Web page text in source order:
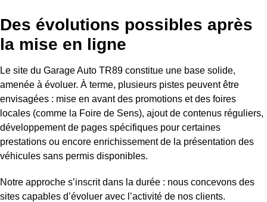
Des évolutions possibles après
la mise en ligne
Le site du Garage Auto TR89 constitue une base solide,
amenée à évoluer. À terme, plusieurs pistes peuvent être
envisagées : mise en avant des promotions et des foires
locales (comme la Foire de Sens), ajout de contenus réguliers,
développement de pages spécifiques pour certaines
prestations ou encore enrichissement de la présentation des
véhicules sans permis disponibles.
Notre approche s’inscrit dans la durée : nous concevons des
sites capables d’évoluer avec l’activité de nos clients.